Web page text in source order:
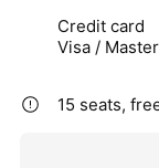
Credit card
Visa /
15 seats,